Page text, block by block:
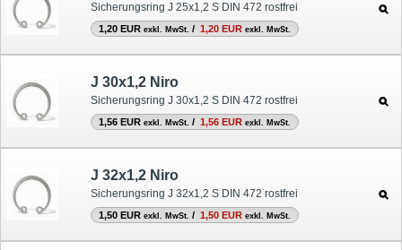
Sicherungsring J 25x1,2 S DIN 472 rostfrei
1,20 EUR exkl. MwSt. / 1,20 EUR exkl. MwSt.
J 30x1,2 Niro
Sicherungsring J 30x1,2 S DIN 472 rostfrei
1,56 EUR exkl. MwSt. / 1,56 EUR exkl. MwSt.
J 32x1,2 Niro
Sicherungsring J 32x1,2 S DIN 472 rostfrei
1,50 EUR exkl. MwSt. / 1,50 EUR exkl. MwSt.